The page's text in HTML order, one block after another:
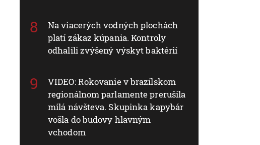
Na viacerých vodných plochách
platí zákaz kúpania. Kontroly
odhalili zvýšený výskyt baktérií
VIDEO: Rokovanie v brazílskom
regionálnom parlamente prerušila
milá návšteva. Skupinka kapybár
vošla do budovy hlavným
vchodom